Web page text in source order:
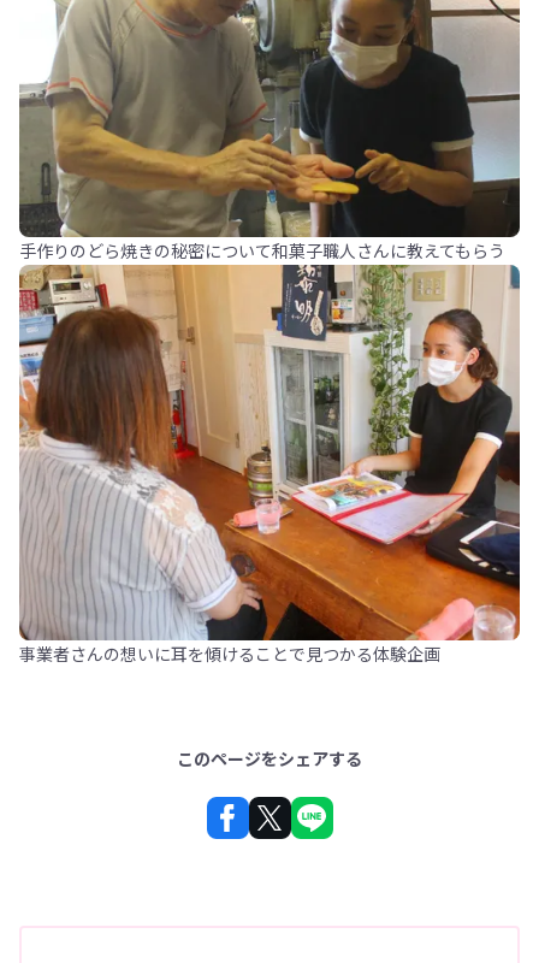
手作りのどら焼きの秘密について和菓子職人さんに教えてもらう
事業者さんの想いに耳を傾けることで見つかる体験企画
このページをシェアする